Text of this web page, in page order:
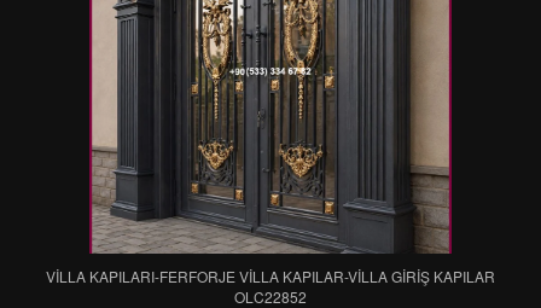
VİLLA KAPILARI-FERFORJE VİLLA KAPILAR-VİLLA GİRİŞ KAPILAR
OLC22852